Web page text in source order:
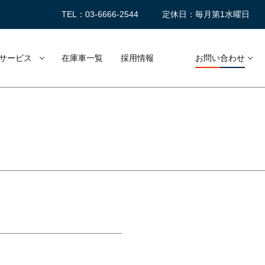
TEL：03-6666-2544 定休日：毎月第1水曜日
ービス 在庫車一覧 採用情報 お問い合わせ